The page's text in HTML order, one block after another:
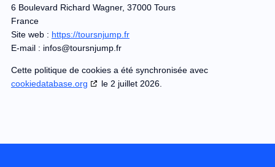
6 Boulevard Richard Wagner, 37000 Tours
France
Site web : https://toursnjump.fr
E-mail : infos@toursnjump.fr
Cette politique de cookies a été synchronisée avec
cookiedatabase.org
le 2 juillet 2026.